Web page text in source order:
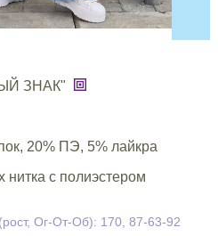
ЗНАК"
20% ПЭ, 5% лайкра
нитка с полиэстером
Ог-От-Об): 170, 87-63-92